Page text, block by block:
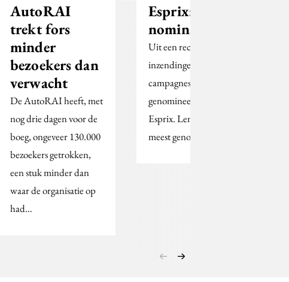
AutoRAI
trekt fors
minder
bezoekers dan
verwacht
De AutoRAI heeft, met
nog drie dagen voor de
boeg, ongeveer 130.000
bezoekers getrokken,
een stuk minder dan
waar de organisatie op
had…
Esprix: 39
nominaties
Uit een recordaantal
inzendingen zijn 39
campagnes
genomineerd voor een
Esprix. Lemz is het
meest genomineerd.